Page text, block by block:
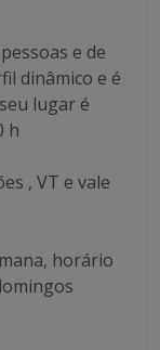
e de
dinâmico e é
lugar é
h
, VT e vale
horário